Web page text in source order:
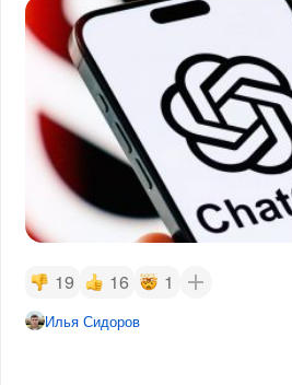
19 16 1
Илья Сидоров